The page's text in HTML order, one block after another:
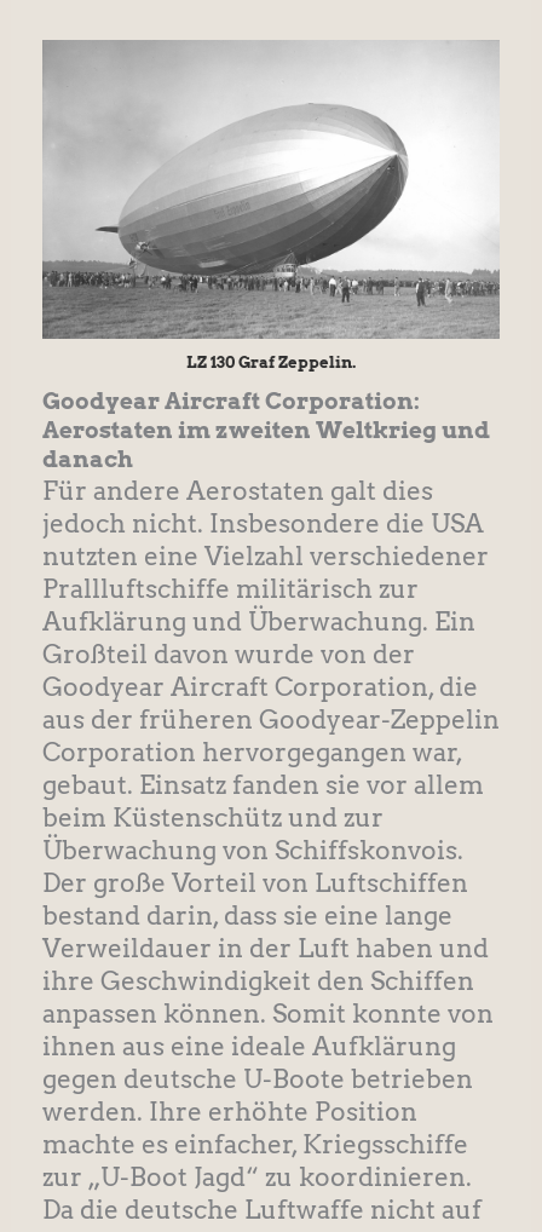
LZ 130 Graf Zeppelin.
Goodyear Aircraft Corporation:
Aerostaten im zweiten Weltkrieg und
danach
Für andere Aerostaten galt dies
jedoch nicht. Insbesondere die USA
nutzten eine Vielzahl verschiedener
Prallluftschiffe militärisch zur
Aufklärung und Überwachung. Ein
Großteil davon wurde von der
Goodyear Aircraft Corporation, die
aus der früheren Goodyear-Zeppelin
Corporation hervorgegangen war,
gebaut. Einsatz fanden sie vor allem
beim Küstenschütz und zur
Überwachung von Schiffskonvois.
Der große Vorteil von Luftschiffen
bestand darin, dass sie eine lange
Verweildauer in der Luft haben und
ihre Geschwindigkeit den Schiffen
anpassen können. Somit konnte von
ihnen aus eine ideale Aufklärung
gegen deutsche U-Boote betrieben
werden. Ihre erhöhte Position
machte es einfacher, Kriegsschiffe
zur „U-Boot Jagd“ zu koordinieren.
Da die deutsche Luftwaffe nicht auf